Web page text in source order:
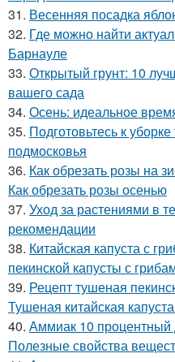
31. Весенняя посадка
32. Где можно найти
Барнауле
33. Открытый грунт: 10
вашего сада
34. Осень: идеальное
35. Подготовьтесь к
подмосковья
36. Как обрезать розы на
Как обрезать розы осенью
37. Уход за растениями в
рекомендации
38. Китайская капуста с
пекинской капусты с
39. Рецепт тушеная
Тушеная китайская
40. Аммиак 10 процентный
Полезные свойства